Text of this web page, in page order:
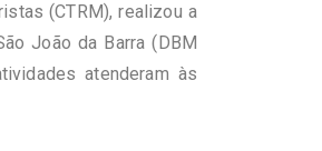
(CTRM), realizou a
João da Barra (DBM
atenderam às